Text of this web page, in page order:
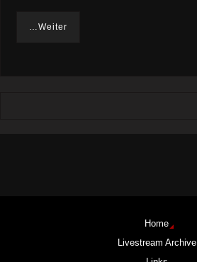
…Weiter
Home
Livestream Archive